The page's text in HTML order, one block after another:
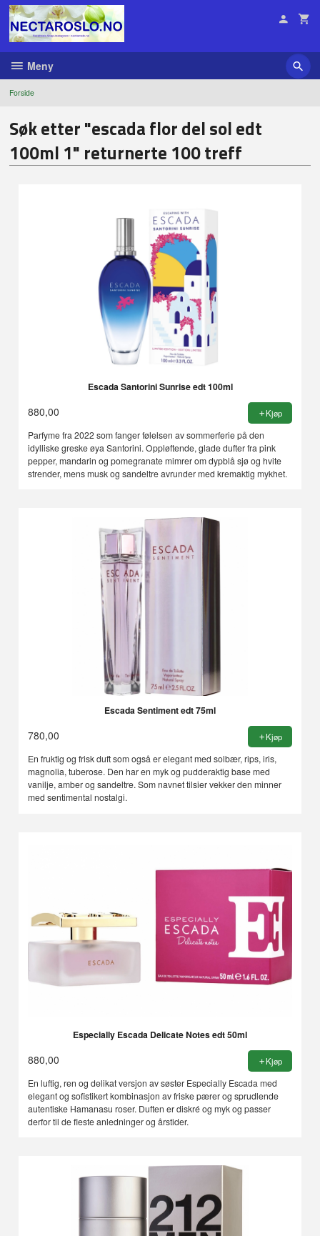
Gå
innholdet
Meny
Forside
Søk etter "escada flor del sol edt
100ml 1" returnerte 100 treff
Escada Santorini Sunrise edt 100ml
880,00 Kjøp
Parfyme fra 2022 som fanger følelsen av sommerferie på den
idylliske greske øya Santorini. Oppløftende, glade dufter fra pink
pepper, mandarin og pomegranate mimrer om dypblå sjø og hvite
strender, mens musk og sandeltre avrunder med kremaktig mykhet.
Escada Sentiment edt 75ml
780,00 Kjøp
En fruktig og frisk duft som også er elegant med solbær, rips, iris,
magnolia, tuberose. Den har en myk og pudderaktig base med
vanilje, amber og sandeltre. Som navnet tilsier vekker den minner
med sentimental nostalgi.
Especially Escada Delicate Notes edt 50ml
880,00 Kjøp
En luftig, ren og delikat versjon av søster Especially Escada med
elegant og sofistikert kombinasjon av friske pærer og sprudlende
autentiske Hamanasu roser. Duften er diskré og myk og passer
derfor til de fleste anledninger og årstider.